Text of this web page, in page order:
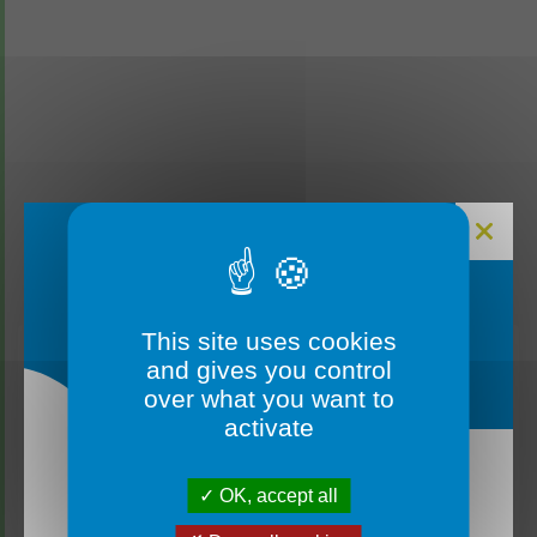
également vous intéresser
La mairie sera fermée du lundi 3 août au vendredi
14 août inclus. ✅ Un service d’urgence reste
This site uses cookies
and gives you control
over what you want to
activate
OK, accept all